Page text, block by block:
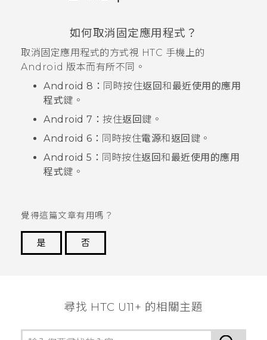
如何取消固定應用程式？
取消固定應用程式的方式視 HTC 手機上的
Android 版本而有所不同。
Android 8： 同時按住返回和最近使用的應用
程式鍵。
Android 7： 按住返回鍵。
Android 6： 同時按住電源和返回鍵。
Android 5： 同時按住返回和最近使用的應用
程式鍵。
覺得這篇文章有用嗎？
是
否
尋找 HTC U11+ 的相關主題